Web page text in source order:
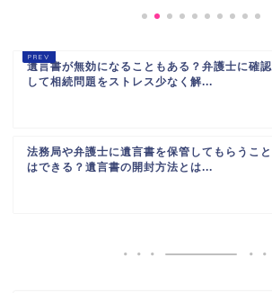
遺言書が無効になることもある？弁護士に確認
して相続問題をストレス少なく解...
法務局や弁護士に遺言書を保管してもらうこと
はできる？遺言書の開封方法とは...